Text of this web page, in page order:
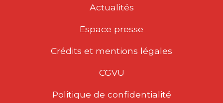
Actualités
Espace presse
Crédits et mentions légales
CGVU
Politique de confidentialité